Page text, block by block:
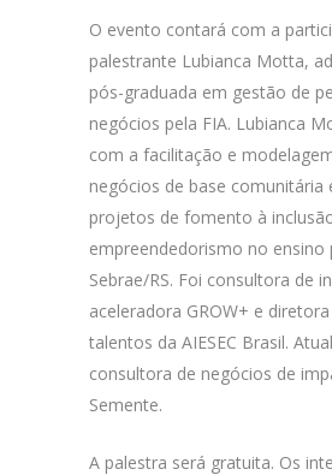
O evento contará com a
palestrante Lubianca Motta,
pós-graduada em gestão de
negócios pela FIA. Lubianca
com a facilitação e
negócios de base comunitária
projetos de fomento à
empreendedorismo no ensino
Sebrae/RS. Foi consultora de
aceleradora GROW+ e
talentos da AIESEC Brasil.
consultora de negócios de
Semente.
A palestra será gratuita. Os